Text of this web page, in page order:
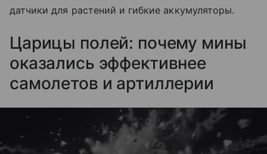
датчики для растений и гибкие аккумуляторы.
Царицы полей: почему мины
оказались эффективнее
самолетов и артиллерии